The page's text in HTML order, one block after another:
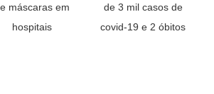
máscaras em
hospitais
de 3 mil casos de
covid-19 e 2 óbitos